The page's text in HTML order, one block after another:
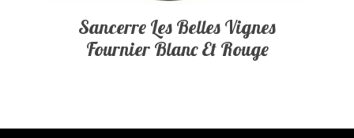
Sancerre Les Belles Vignes
Fournier Blanc Et Rouge